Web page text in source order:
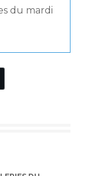
du mardi